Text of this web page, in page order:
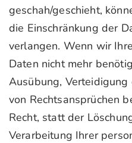
geschah/geschieht,
die Einschränkung der
verlangen. Wenn wir
Daten nicht mehr
Ausübung,
von Rechtsansprüchen
Recht, statt der
Verarbeitung Ihrer